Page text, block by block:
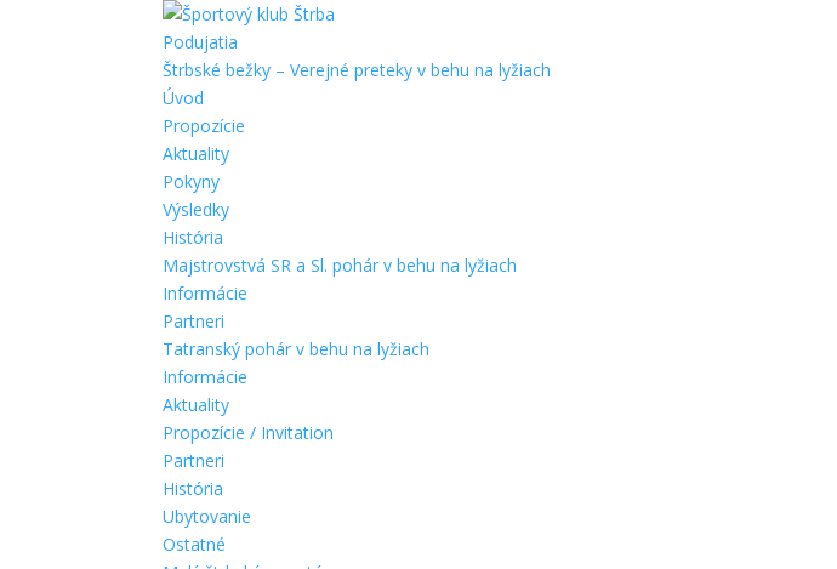
Podujatia
Štrbské bežky – Verejné preteky v behu na lyžiach
Úvod
Propozície
Aktuality
Pokyny
Výsledky
História
Majstrovstvá SR a Sl. pohár v behu na lyžiach
Informácie
Partneri
Tatranský pohár v behu na lyžiach
Informácie
Aktuality
Propozície / Invitation
Partneri
História
Ubytovanie
Ostatné